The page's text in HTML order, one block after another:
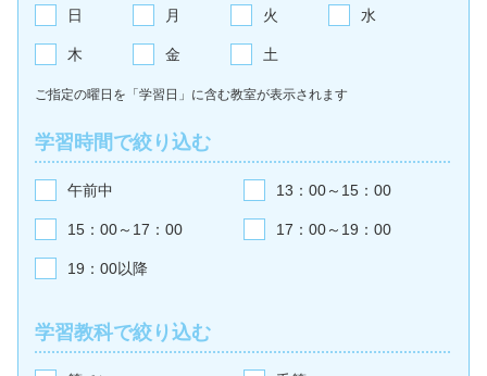
日 月 火 水
木 金 土
ご指定の曜日を「学習日」に含む教室が表示されます
学習時間で絞り込む
午前中 13：00～15：00
15：00～17：00 17：00～19：00
19：00以降
学習教科で絞り込む